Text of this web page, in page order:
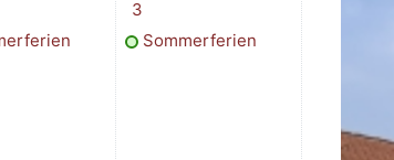
3
Sommerferien